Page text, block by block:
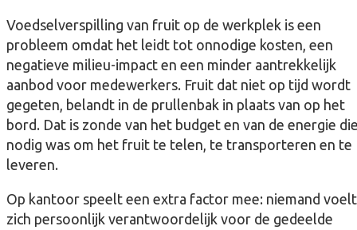
Voedselverspilling van fruit op de werkplek is een
probleem omdat het leidt tot onnodige kosten, een
negatieve milieu-impact en een minder aantrekkelijk
aanbod voor medewerkers. Fruit dat niet op tijd wordt
gegeten, belandt in de prullenbak in plaats van op het
bord. Dat is zonde van het budget en van de energie
nodig was om het fruit te telen, te transporteren en te
leveren.
Op kantoor speelt een extra factor mee: niemand voelt
zich persoonlijk verantwoordelijk voor de gedeelde